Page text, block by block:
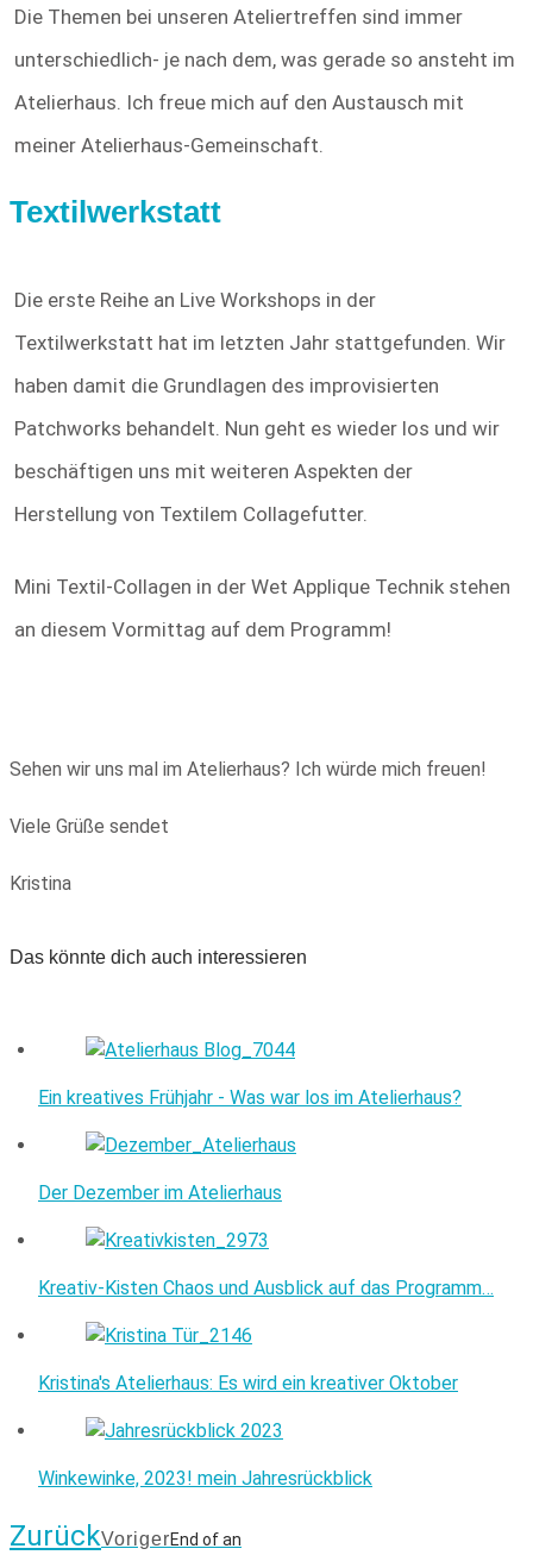
Die Themen bei unseren Ateliertreffen sind immer
unterschiedlich- je nach dem, was gerade so ansteht im
Atelierhaus. Ich freue mich auf den Austausch mit
meiner Atelierhaus-Gemeinschaft.
Textilwerkstatt
Die erste Reihe an Live Workshops in der
Textilwerkstatt hat im letzten Jahr stattgefunden. Wir
haben damit die Grundlagen des improvisierten
Patchworks behandelt. Nun geht es wieder los und wir
beschäftigen uns mit weiteren Aspekten der
Herstellung von Textilem Collagefutter.
Mini Textil-Collagen in der Wet Applique Technik stehen
an diesem Vormittag auf dem Programm!
Sehen wir uns mal im Atelierhaus? Ich würde mich freuen!
Viele Grüße sendet
Kristina
Das könnte dich auch interessieren
Ein kreatives Frühjahr - Was war los im Atelierhaus?
Der Dezember im Atelierhaus
Kreativ-Kisten Chaos und Ausblick auf das Programm…
Kristina's Atelierhaus: Es wird ein kreativer Oktober
Winkewinke, 2023! mein Jahresrückblick
ZurückVorigerEnd of an